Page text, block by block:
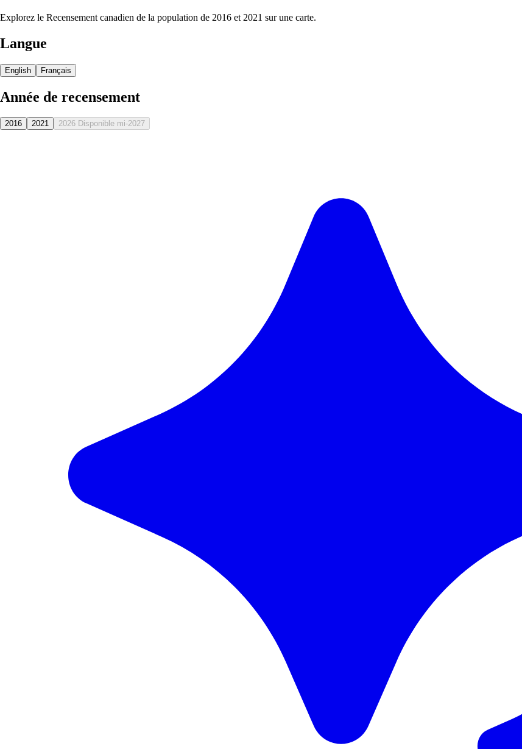
Explorez le Recensement canadien de la population de 2016 et 2021 sur une carte.
Langue
English Français
Année de recensement
2016 2021 2026 Disponible mi-2027